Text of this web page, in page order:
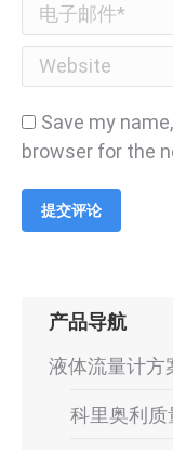
电子邮件 *
Website
Save my
browser for the
提交评论
产品导航
液体流量计方
科里奥利质